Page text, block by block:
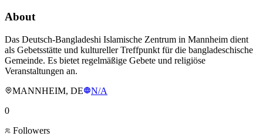
About
Das Deutsch-Bangladeshi Islamische Zentrum in Mannheim dient
als Gebetsstätte und kultureller Treffpunkt für die bangladeschische
Gemeinde. Es bietet regelmäßige Gebete und religiöse
Veranstaltungen an.
MANNHEIM, DE
N/A
0
Followers